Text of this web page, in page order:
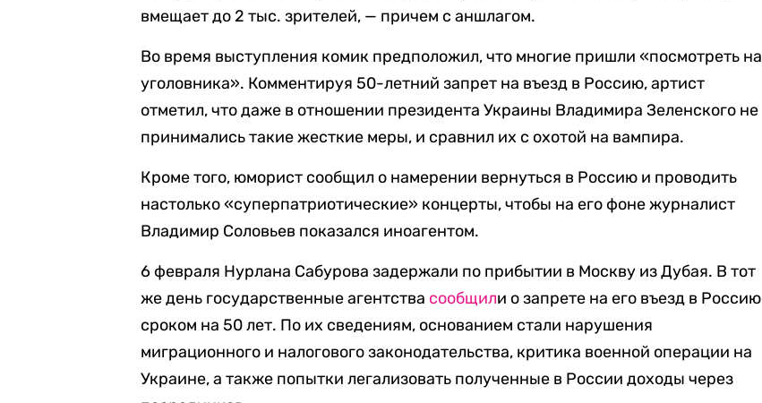
вмещает до 2 тыс. зрителей, — причем с аншлагом.
Во время выступления комик предположил, что многие пришли «посмотреть на
уголовника». Комментируя 50-летний запрет на въезд в Россию, артист
отметил, что даже в отношении президента Украины Владимира Зеленского не
принимались такие жесткие меры, и сравнил их с охотой на вампира.
Кроме того, юморист сообщил о намерении вернуться в Россию и проводить
настолько «суперпатриотические» концерты, чтобы на его фоне журналист
Владимир Соловьев показался иноагентом.
6 февраля Нурлана Сабурова задержали по прибытии в Москву из Дубая. В тот
же день государственные агентства сообщили о запрете на его въезд в Россию
сроком на 50 лет. По их сведениям, основанием стали нарушения
миграционного и налогового законодательства, критика военной операции на
Украине, а также попытки легализовать полученные в России доходы через